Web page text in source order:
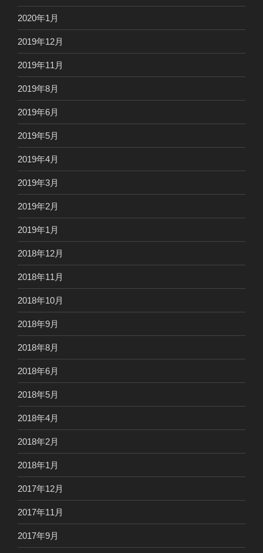
2020年1月
2019年12月
2019年11月
2019年8月
2019年6月
2019年5月
2019年4月
2019年3月
2019年2月
2019年1月
2018年12月
2018年11月
2018年10月
2018年9月
2018年8月
2018年6月
2018年5月
2018年4月
2018年2月
2018年1月
2017年12月
2017年11月
2017年9月